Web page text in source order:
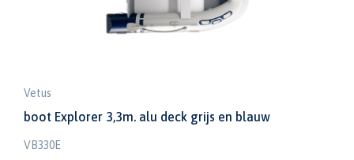
Vetus
boot Explorer 3,3m. alu deck grijs en blauw
VB330E